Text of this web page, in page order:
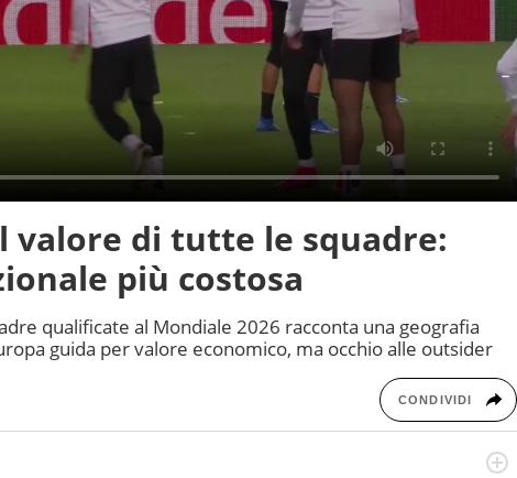
valore di tutte le squadre:
più costosa
qualificate al Mondiale 2026 racconta una geografia
guida per valore economico, ma occhio alle outsider
CONDIVIDI